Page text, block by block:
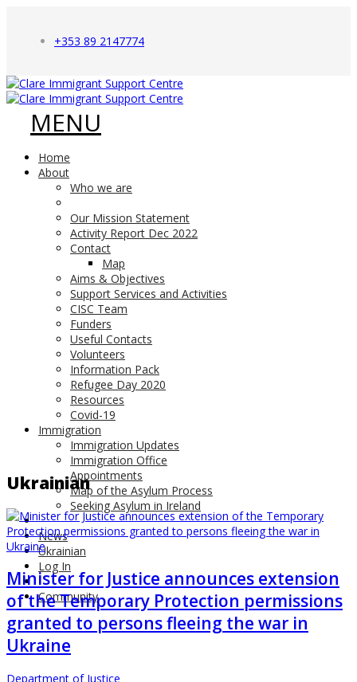
+353 89 2147774
Home
About
Who we are
Our Mission Statement
Activity Report Dec 2022
Contact
Map
Aims & Objectives
Support Services and Activities
CISC Team
Funders
Useful Contacts
Volunteers
Information Pack
Refugee Day 2020
Resources
Covid-19
Immigration
Immigration Updates
Immigration Office
Appointments
Map of the Asylum Process
Seeking Asylum in Ireland
News
Ukrainian
Log In
Community
Ukrainian
Minister for Justice announces extension
of the Temporary Protection permissions
granted to persons fleeing the war in
Ukraine
Department of Justice